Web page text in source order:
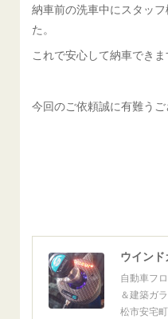
納車前の洗車中にスタッ
た。
これで安心して納車でき
今回のご依頼誠に有難う
自動車フ
＆建築ガ
松市安宅